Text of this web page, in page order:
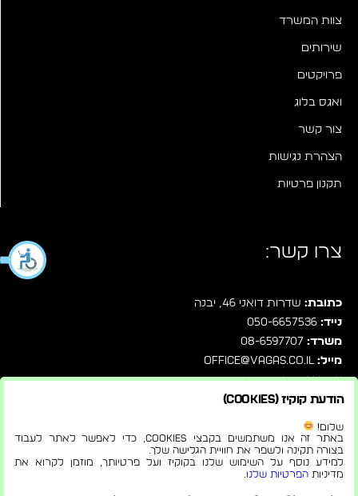
צוות המשרד
שירותים
פרויקטים
ואגס בלוג
צור קשר
הצהרת נגישות
תקנון פרטיות
צרו קשר:
כתובת: שדרות דואני 46, יבנה
נייד: 050-6657536
משרד: 08-6597707
מייל: office@vagas.co.il
עקבו אחרינו בפייסבוק
שלחו לנו הודעה ישירות בוואטסאפ
הודעת קוקיז (Cookies)
שלום!
באתר זה אנו משתמשים בקבצי Cookies, כדי לאפשר לאתר לעבוד
בצורה תקינה ולשפר את חוויית הגלישה שלך.
למידע נוסף על השימוש שלנו בקוקיז ועל פרטיותך, מוזמן לקרוא את
מדיניות הפרטיות שלנו.